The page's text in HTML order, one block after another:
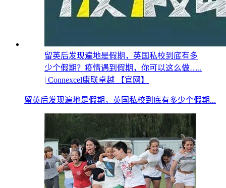
留英后发现遍地是假期，英国私校到底有多
少个假期？疫情遇到假期，你可以这么做…..
| Connexcel康联卓越 【官网】
留英后发现遍地是假期，英国私校到底有多少个假期...